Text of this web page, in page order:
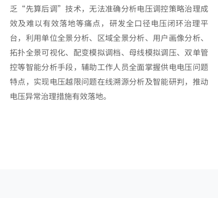
乏“先算后调”技术，无法准确分析电压调控策略治理成
效及难以有效落地等痛点，研发全口径电压闭环治理平
台，利用单位全景分析、区域全景分析、用户画像分析、
拓扑全景可视化、配变模拟调档、母线模拟调压、双单管
控等智能分析手段，辅助工作人员全面掌握供电电压问题
特点，实现电压越限问题在线溯源分析及智能研判，推动
电压异常治理措施有效落地。